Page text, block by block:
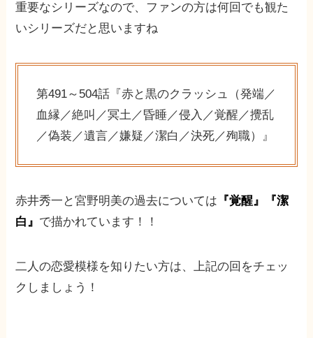
重要なシリーズなので、ファンの方は何回でも観た
いシリーズだと思いますね
第491～504話『赤と黒のクラッシュ（発端／
血縁／絶叫／冥土／昏睡／侵入／覚醒／攪乱
／偽装／遺言／嫌疑／潔白／決死／殉職）』
赤井秀一と宮野明美の過去については 『覚醒』『潔
白』 で描かれています！！
二人の恋愛模様を知りたい方は、上記の回をチェッ
クしましょう！